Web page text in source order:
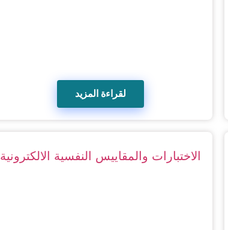
لقراءة المزيد
الاختبارات والمقاييس النفسية الالكترونية